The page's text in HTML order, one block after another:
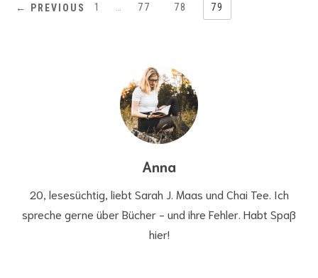
← PREVIOUS 1 77 78 79
Anna
20, lesesüchtig, liebt Sarah J. Maas und Chai Tee. Ich
spreche gerne über Bücher - und ihre Fehler. Habt Spaß
hier!